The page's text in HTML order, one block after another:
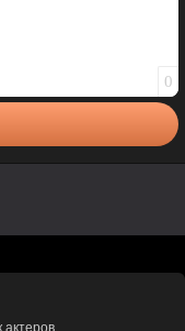
0
актеров